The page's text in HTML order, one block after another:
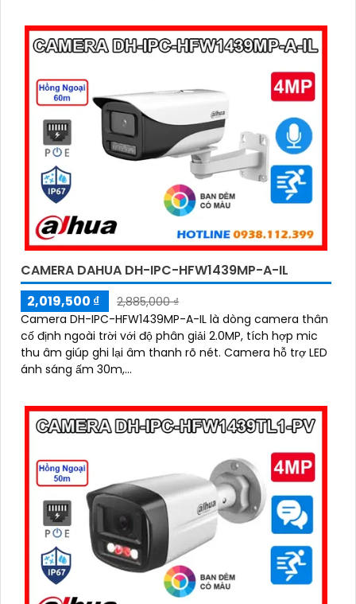
con người giúp bảo vệ an ninh hiệu quả
CAMERA DAHUA DH-IPC-HFW1439MP-A-IL
2,019,500 ₫
2,885,000 ₫
Camera DH-IPC-HFW1439MP-A-IL là dòng camera thân
cố định ngoài trời với độ phân giải 2.0MP, tích hợp mic
thu âm giúp ghi lại âm thanh rõ nét. Camera hỗ trợ LED
ánh sáng ấm 30m,...